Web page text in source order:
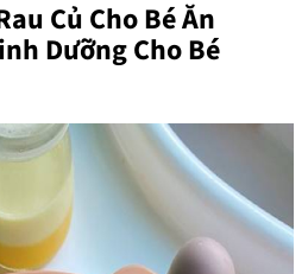
Củ Cho Bé Ăn
Dưỡng Cho Bé